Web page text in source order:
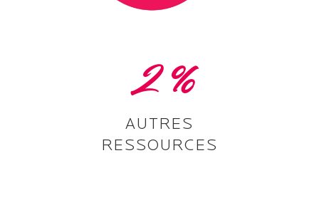
2 %
AUTRES
RESSOURCES